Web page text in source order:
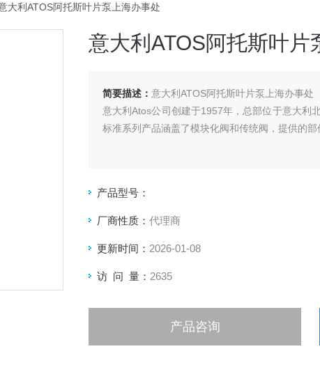
大利ATOS阿托斯叶片泵上海办事处
意大利ATOS阿托斯叶片
简要描述： 意大利ATOS阿托斯叶片泵上海办事处
意大利Atos公司创建于1957年，总部位于意大利
标准系列产品涵盖了模块化阀和传统阀，提供的部
产品型号：
厂商性质： 代理商
更新时间： 2026-01-08
访 问 量： 2635
产品咨询